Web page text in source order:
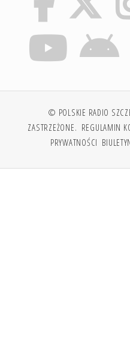
© POLSKIE RADIO
ZASTRZEŻONE. REGULAMIN
PRYWATNOŚCI